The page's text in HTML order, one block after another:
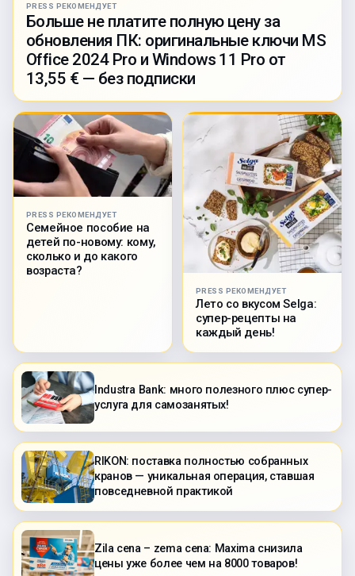
PRESS РЕКОМЕНДУЕТ
Больше не платите полную цену за
обновления ПК: оригинальные ключи MS
Office 2024 Pro и Windows 11 Pro от
13,55 € — без подписки
PRESS РЕКОМЕНДУЕТ
Семейное пособие на
детей по-новому: кому,
сколько и до какого
возраста?
PRESS РЕКОМЕНДУЕТ
Лето со вкусом Selga:
супер-рецепты на
каждый день!
Industra Bank: много полезного плюс супер-
услуга для самозанятых!
RIKON: поставка полностью собранных
кранов — уникальная операция, ставшая
повседневной практикой
Zila cena – zema cena: Maxima снизила
цены уже более чем на 8000 товаров!